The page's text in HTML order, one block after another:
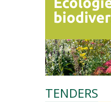
TENDERS